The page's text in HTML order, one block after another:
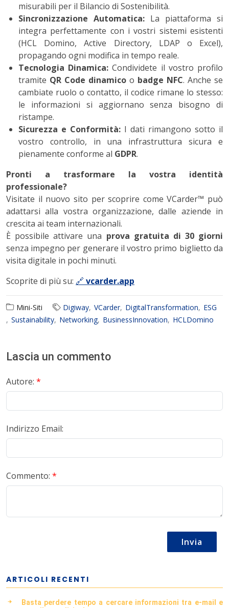
misurabili per il Bilancio di Sostenibilità.
Sincronizzazione Automatica: La piattaforma si
integra perfettamente con i vostri sistemi esistenti
(HCL Domino, Active Directory, LDAP o Excel),
propagando ogni modifica in tempo reale.
Tecnologia Dinamica: Condividete il vostro profilo
tramite QR Code dinamico o badge NFC. Anche se
cambiate ruolo o contatto, il codice rimane lo stesso:
le informazioni si aggiornano senza bisogno di
ristampe.
Sicurezza e Conformità: I dati rimangono sotto il
vostro controllo, in una infrastruttura sicura e
pienamente conforme al GDPR.
Pronti a trasformare la vostra identità
professionale?
Visitate il nuovo sito per scoprire come VCarder™ può
adattarsi alla vostra organizzazione, dalle aziende in
crescita ai team internazionali.
È possibile attivare una prova gratuita di 30 giorni
senza impegno per generare il vostro primo biglietto da
visita digitale in pochi minuti.
Scoprite di più su: 🔗 vcarder.app
Mini-Siti Digiway VCarder DigitalTransformation
ESG
Sustainability Networking BusinessInnovation HCLDomino
Lascia un commento
Autore: *
Indirizzo Email:
Commento: *
Invia
ARTICOLI RECENTI
Basta perdere tempo a cercare informazioni tra e-mail e